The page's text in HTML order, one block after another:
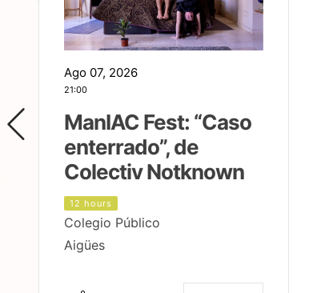
Ago 07, 2026
21:00
ManIAC Fest: “Caso
enterrado”, de
Colectiv Notknown
12 hours
Colegio Público
Aigües